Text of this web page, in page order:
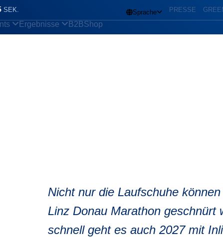
SEK. Sprache PRESSE
Ergebnisse B2BShop
Nicht nur die Laufschuhe
Linz Donau Marathon geschnürt
schnell geht es auch 2027 mit